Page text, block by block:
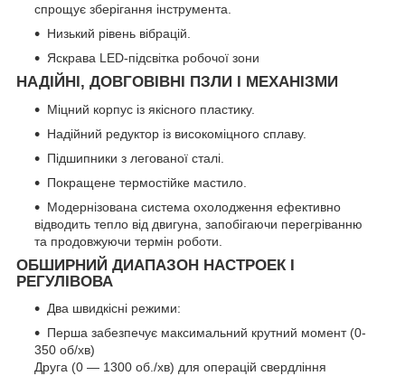
спрощує зберігання інструмента.
Низький рівень вібрацій.
Яскрава LED-підсвітка робочої зони
НАДІЙНІ, ДОВГОВІВНІ ПЗЛИ І МЕХАНІЗМИ
Міцний корпус із якісного пластику.
Надійний редуктор із високоміцного сплаву.
Підшипники з легованої сталі.
Покращене термостійке мастило.
Модернізована система охолодження ефективно
відводить тепло від двигуна, запобігаючи перегріванню
та продовжуючи термін роботи.
ОБШИРНИЙ ДИАПАЗОН НАСТРОЕК І
РЕГУЛІВОВА
Два швидкісні режими:
Перша забезпечує максимальний крутний момент (0-
350 об/хв)
Друга (0 — 1300 об./хв) для операцій свердління